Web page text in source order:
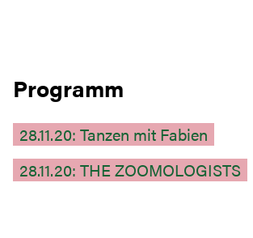
Programm
28.11.20: Tanzen mit Fabien
28.11.20: THE ZOOMOLOGISTS